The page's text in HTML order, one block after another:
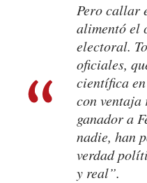
Pero callar
alimentó el
electoral.
oficiales,
científica
con ventaja
ganador a
nadie, han
verdad
y real”.